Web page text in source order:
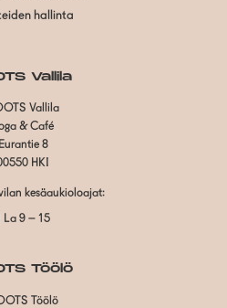
hallinta
Vallila
Vallila
& Café
Eurantie 8
HKI
kesäaukioloajat:
La 9 – 15
Töölö
Töölö